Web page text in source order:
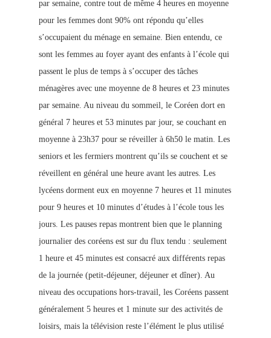
par semaine, contre tout de même 4 heures en moyenne
pour les femmes dont 90% ont répondu qu’elles
s’occupaient du ménage en semaine. Bien entendu, ce
sont les femmes au foyer ayant des enfants à l’école qui
passent le plus de temps à s’occuper des tâches
ménagères avec une moyenne de 8 heures et 23 minutes
par semaine. Au niveau du sommeil, le Coréen dort en
général 7 heures et 53 minutes par jour, se couchant en
moyenne à 23h37 pour se réveiller à 6h50 le matin. Les
seniors et les fermiers montrent qu’ils se couchent et se
réveillent en général une heure avant les autres. Les
lycéens dorment eux en moyenne 7 heures et 11 minutes
pour 9 heures et 10 minutes d’études à l’école tous les
jours. Les pauses repas montrent bien que le planning
journalier des coréens est sur du flux tendu : seulement
1 heure et 45 minutes est consacré aux différents repas
de la journée (petit-déjeuner, déjeuner et dîner). Au
niveau des occupations hors-travail, les Coréens passent
généralement 5 heures et 1 minute sur des activités de
loisirs, mais la télévision reste l’élément le plus utilisé